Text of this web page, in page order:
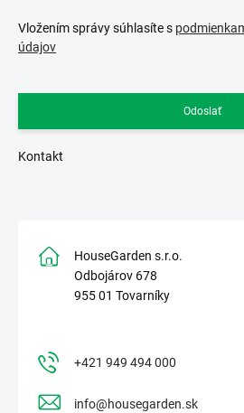
Vložením správy súhlasíte s
údajov
Odoslať
Kontakt
HouseGarden s.r.o.
Odbojárov 678
955 01 Tovarníky
+421 949 494 000
info@housegarden.sk